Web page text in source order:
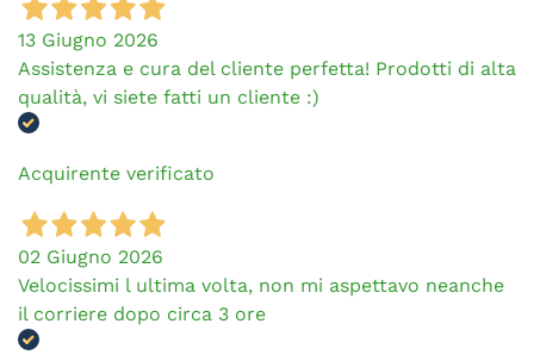
13 Giugno 2026
Assistenza e cura del cliente perfetta! Prodotti di alta
qualità, vi siete fatti un cliente :)
Acquirente verificato
02 Giugno 2026
Velocissimi l ultima volta, non mi aspettavo neanche
il corriere dopo circa 3 ore